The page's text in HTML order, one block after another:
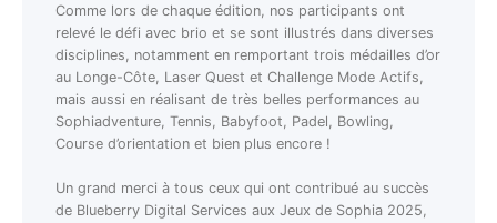
Comme lors de chaque édition, nos participants ont
relevé le défi avec brio et se sont illustrés dans diverses
disciplines, notamment en remportant trois médailles d’or
au Longe-Côte, Laser Quest et Challenge Mode Actifs,
mais aussi en réalisant de très belles performances au
Sophiadventure, Tennis, Babyfoot, Padel, Bowling,
Course d’orientation et bien plus encore !
Un grand merci à tous ceux qui ont contribué au succès
de Blueberry Digital Services aux Jeux de Sophia 2025,